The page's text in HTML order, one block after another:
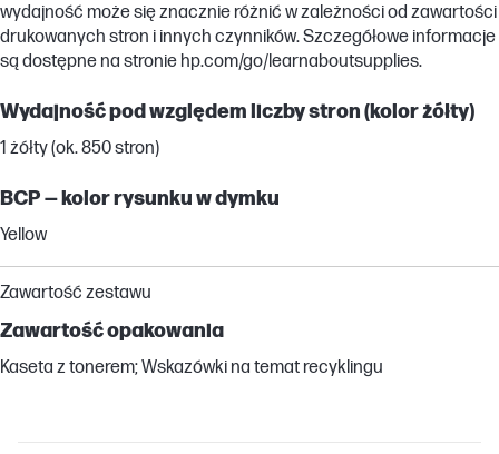
wydajność może się znacznie różnić w zależności od zawartości
drukowanych stron i innych czynników. Szczegółowe informacje
są dostępne na stronie hp.com/go/learnaboutsupplies.
Wydajność pod względem liczby stron (kolor żółty)
1 żółty (ok. 850 stron)
BCP — kolor rysunku w dymku
Yellow
Zawartość zestawu
Zawartość opakowania
Kaseta z tonerem; Wskazówki na temat recyklingu